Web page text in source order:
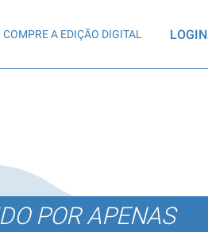
COMPRE A EDIÇÃO DIGITAL LOGIN
POR APENAS